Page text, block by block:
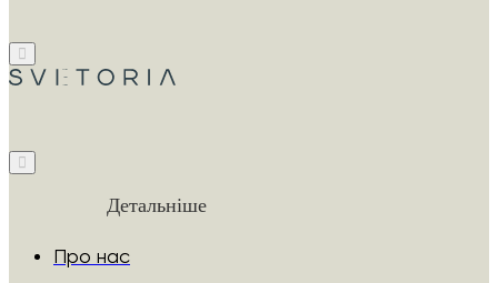
Детальніше
Про нас